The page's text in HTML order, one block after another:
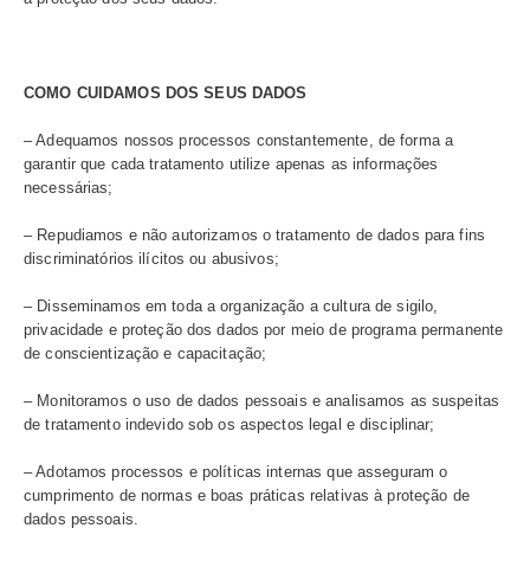
– Você pode solicitar a limitação do uso dos seus dados;
quanto ao uso de seus Dados Pessoais, nas hipóteses
utilizarmos o seu consentimento para tratamento dos
– Você tem o direito de receber seus dados pessoais
regular funcionamento dos nossos ambientes e
poderão ficar indisponíveis para você.​
O tratamento dos dados pessoais é apenas para fins